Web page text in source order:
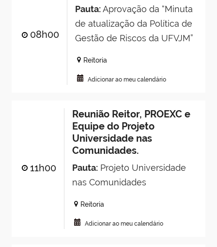
08h00
Pauta:Aprovação da “Minuta
de atualização da Política de
Gestão de Riscos da UFVJM”
Reitoria
Adicionar ao meu calendário
11h00
Reunião Reitor, PROEXC e
Equipe do Projeto
Universidade nas
Comunidades.
Pauta:Projeto Universidade
nas Comunidades
Reitoria
Adicionar ao meu calendário